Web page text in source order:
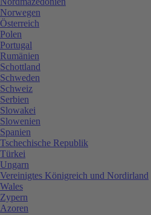
Norwegen
Österreich
Polen
Portugal
Rumänien
Schottland
Schweden
Schweiz
Serbien
Slowakei
Slowenien
Spanien
Tschechische Republik
Türkei
Ungarn
Vereinigtes Königreich und Nordirland
Wales
Zypern
Azoren